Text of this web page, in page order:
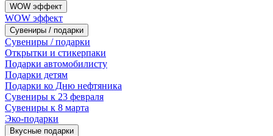
WOW эффект
WOW эффект
Сувениры / подарки
Сувениры / подарки
Открытки и стикерпаки
Подарки автомобилисту
Подарки детям
Подарки ко Дню нефтяника
Сувениры к 23 февраля
Сувениры к 8 марта
Эко-подарки
Вкусные подарки